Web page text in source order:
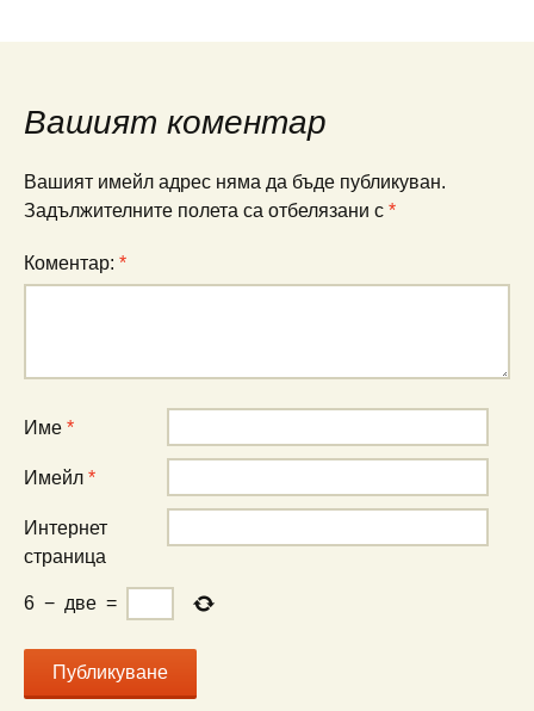
Вашият коментар
Вашият имейл адрес няма да бъде публикуван.
Задължителните полета са отбелязани с *
Коментар: *
Име *
Имейл *
Интернет
страница
6 − две =